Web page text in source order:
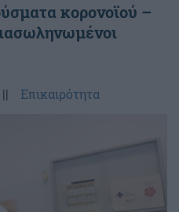
κορονοϊού –
|| Επικαιρότητα